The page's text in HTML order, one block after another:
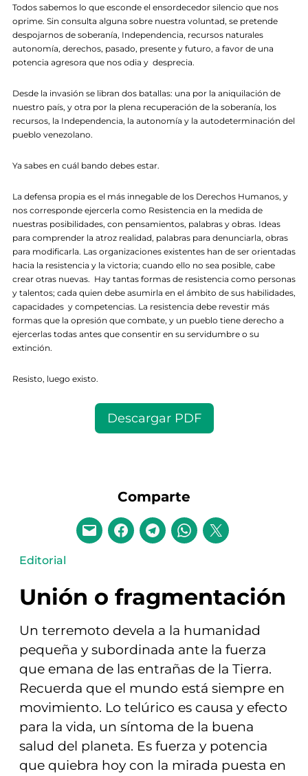
Todos sabemos lo que esconde el ensordecedor silencio que nos
oprime. Sin consulta alguna sobre nuestra voluntad, se pretende
despojarnos de soberanía, Independencia, recursos naturales
autonomía, derechos, pasado, presente y futuro, a favor de una
potencia agresora que nos odia y desprecia.
Desde la invasión se libran dos batallas: una por la aniquilación de
nuestro país, y otra por la plena recuperación de la soberanía, los
recursos, la Independencia, la autonomía y la autodeterminación del
pueblo venezolano.
Ya sabes en cuál bando debes estar.
La defensa propia es el más innegable de los Derechos Humanos, y
nos corresponde ejercerla como Resistencia en la medida de
nuestras posibilidades, con pensamientos, palabras y obras. Ideas
para comprender la atroz realidad, palabras para denunciarla, obras
para modificarla. Las organizaciones existentes han de ser orientadas
hacia la resistencia y la victoria; cuando ello no sea posible, cabe
crear otras nuevas. Hay tantas formas de resistencia como personas
y talentos; cada quien debe asumirla en el ámbito de sus habilidades,
capacidades y competencias. La resistencia debe revestir más
formas que la opresión que combate, y un pueblo tiene derecho a
ejercerlas todas antes que consentir en su servidumbre o su
extinción.
Resisto, luego existo.
Descargar PDF
Comparte
Editorial
Unión o fragmentación
Un terremoto devela a la humanidad
pequeña y subordinada ante la fuerza
que emana de las entrañas de la Tierra.
Recuerda que el mundo está siempre en
movimiento. Lo telúrico es causa y efecto
para la vida, un síntoma de la buena
salud del planeta. Es fuerza y potencia
que quiebra hoy con la mirada puesta en